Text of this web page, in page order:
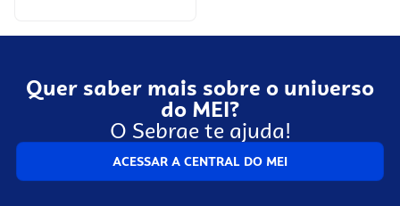
Quer saber mais sobre o universo
do MEI?
O Sebrae te ajuda!
ACESSAR A CENTRAL DO MEI